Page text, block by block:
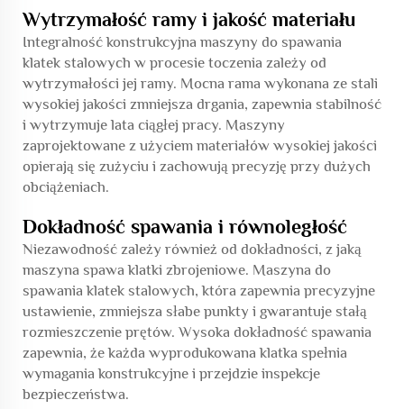
Wytrzymałość ramy i jakość materiału
Integralność konstrukcyjna maszyny do spawania
klatek stalowych w procesie toczenia zależy od
wytrzymałości jej ramy. Mocna rama wykonana ze stali
wysokiej jakości zmniejsza drgania, zapewnia stabilność
i wytrzymuje lata ciągłej pracy. Maszyny
zaprojektowane z użyciem materiałów wysokiej jakości
opierają się zużyciu i zachowują precyzję przy dużych
obciążeniach.
Dokładność spawania i równoległość
Niezawodność zależy również od dokładności, z jaką
maszyna spawa klatki zbrojeniowe. Maszyna do
spawania klatek stalowych, która zapewnia precyzyjne
ustawienie, zmniejsza słabe punkty i gwarantuje stałą
rozmieszczenie prętów. Wysoka dokładność spawania
zapewnia, że każda wyprodukowana klatka spełnia
wymagania konstrukcyjne i przejdzie inspekcje
bezpieczeństwa.